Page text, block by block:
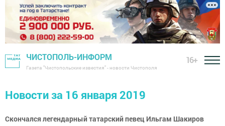
ЧИСТОПОЛЬ-ИНФОРМ
Газета "Чистопольские известия" - новости Чистополя
16+
Новости за 16 января 2019
Скончался легендарный татарский певец Ильгам Шакиров